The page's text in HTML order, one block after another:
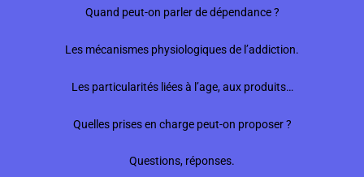
Quand peut-on parler de dépendance ?
Les mécanismes physiologiques de l’addiction.
Les particularités liées à l’age, aux produits…
Quelles prises en charge peut-on proposer ?
Questions, réponses.